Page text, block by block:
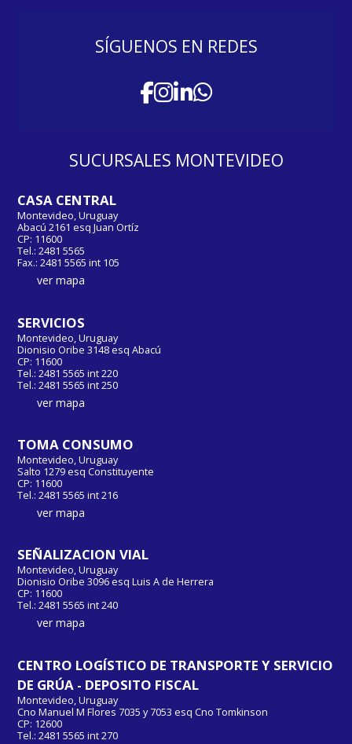
SÍGUENOS EN REDES
SUCURSALES MONTEVIDEO
CASA CENTRAL
Montevideo, Uruguay
Abacú 2161 esq Juan Ortíz
CP: 11600
Tel.: 2481 5565
Fax.: 2481 5565 int 105
ver mapa
SERVICIOS
Montevideo, Uruguay
Dionisio Oribe 3148 esq Abacú
CP: 11600
Tel.: 2481 5565 int 220
Tel.: 2481 5565 int 250
ver mapa
TOMA CONSUMO
Montevideo, Uruguay
Salto 1279 esq Constituyente
CP: 11600
Tel.: 2481 5565 int 216
ver mapa
SEÑALIZACION VIAL
Montevideo, Uruguay
Dionisio Oribe 3096 esq Luis A de Herrera
CP: 11600
Tel.: 2481 5565 int 240
ver mapa
CENTRO LOGÍSTICO DE TRANSPORTE Y SERVICIO
DE GRÚA - DEPOSITO FISCAL
Montevideo, Uruguay
Cno Manuel M Flores 7035 y 7053 esq Cno Tomkinson
CP: 12600
Tel.: 2481 5565 int 270